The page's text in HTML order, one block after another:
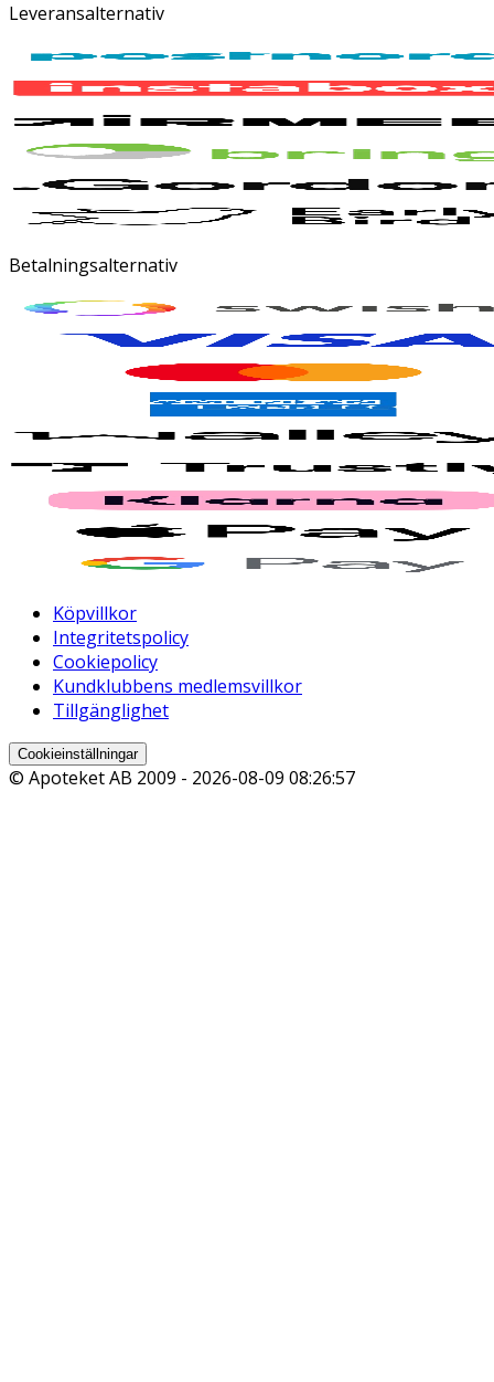
Leveransalternativ
Betalningsalternativ
Köpvillkor
Integritetspolicy
Cookiepolicy
Kundklubbens medlemsvillkor
Tillgänglighet
Cookieinställningar
© Apoteket AB 2009 - 2026-08-09 08:26:57